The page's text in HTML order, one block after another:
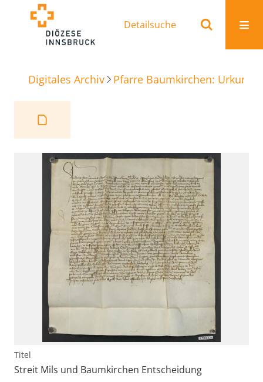
Detailsuche
Digitales Archiv Pfarre Baumkirchen:
Titel
Streit Mils und Baumkirchen Entscheidung